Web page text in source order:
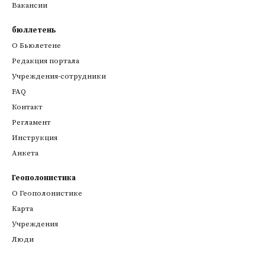
Вакансии
бюллетень
О Бьюлетене
Редакция портала
Учреждения-сотрудники
FAQ
Контакт
Регламент
Инструкция
Анкета
Геополонистика
О Геополонистике
Kарта
Учреждения
Люди